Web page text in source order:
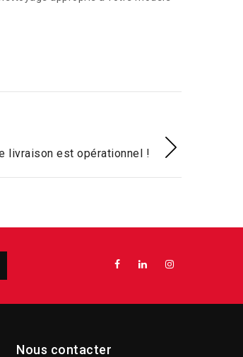
livraison est opérationnel !
Nous contacter